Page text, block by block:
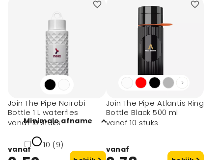
Zwart (9)
Blauw (4)
Rood (4)
Oranje (4)
toon meer
Minimale afname
10 (9)
Join The Pipe Nairobi
Bottle 1 L waterfles
vanaf 10 stuks
vanaf
Join The Pipe Atlantis Ring
Bottle Black 500 ml
vanaf 10 stuks
vanaf